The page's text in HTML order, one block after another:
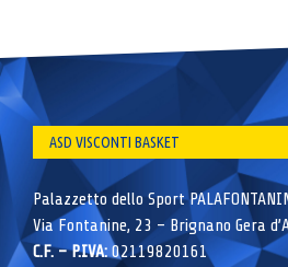
ASD VISCONTI BASKET
Palazzetto dello Sport
Via Fontanine, 23 – Brignano Gera
C.F. – P.IVA:02119820161